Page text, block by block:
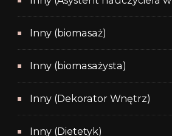
Inny (biomasaż)
Inny (biomasażysta)
Inny (Dekorator Wnętrz)
Inny (Dietetyk)